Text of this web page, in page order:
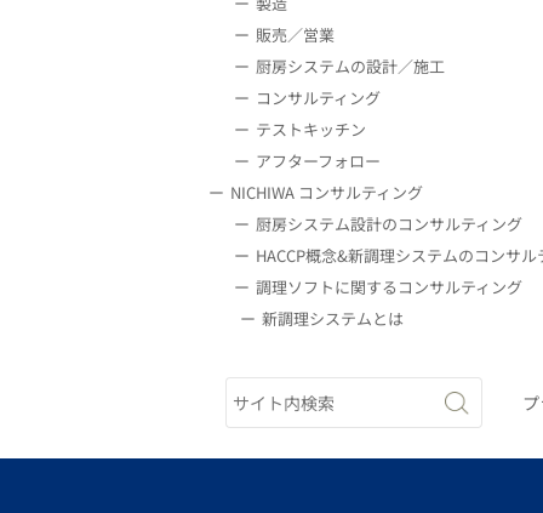
販売／営業
厨房システムの設計／施工
コンサルティング
テストキッチン
アフターフォロー
NICHIWA コンサルティング
厨房システム設計のコンサルティング
HACCP概念&新調理システムのコンサル
調理ソフトに関するコンサルティング
新調理システムとは